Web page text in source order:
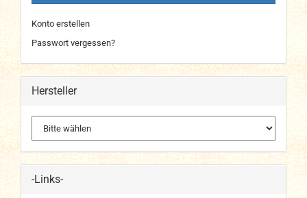
Konto erstellen
Passwort vergessen?
Hersteller
-Links-